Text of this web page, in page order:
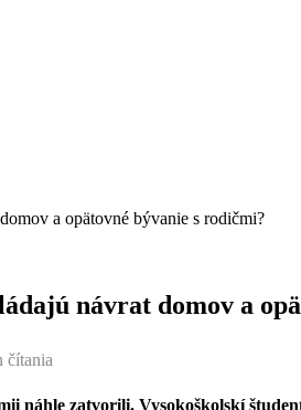
návrat domov a
čítania
náhle zatvorili. Vysokoškolskí